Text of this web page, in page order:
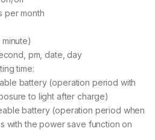
per month
pm, date, day
time:
battery (operation period with
to light after charge)
battery (operation period when
with the power save function on